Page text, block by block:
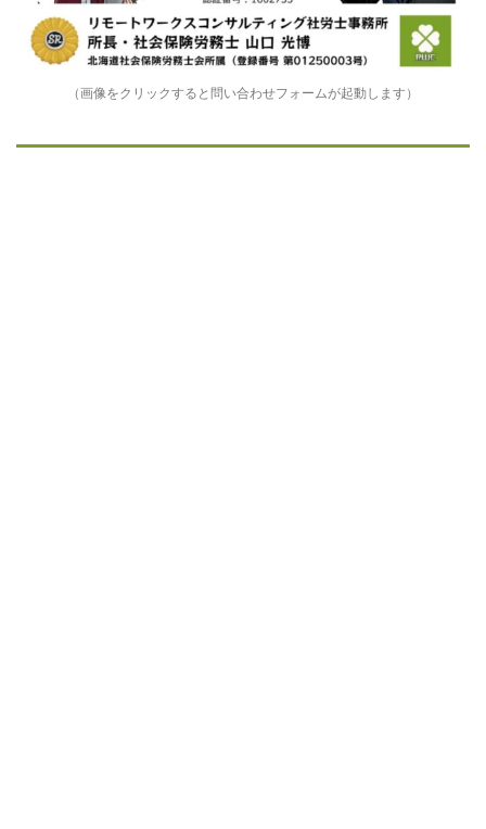
（画像をクリックすると問い合わせフォームが起動します）